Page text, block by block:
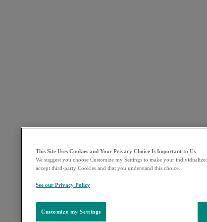
This Site Uses Cookies and Your Privacy Choice Is Important to Us
We suggest you choose Customize my Settings to make your
accept third-party Cookies and that you understand this choice.
See our Privacy Policy
Customize my Settings